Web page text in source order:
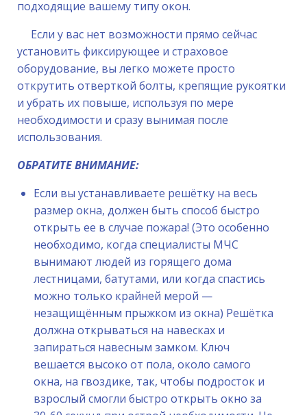
подходящие вашему типу окон.
Если у вас нет возможности прямо сейчас
установить фиксирующее и страховое
оборудование, вы легко можете просто
открутить отверткой болты, крепящие рукоятки
и убрать их повыше, используя по мере
необходимости и сразу вынимая после
использования.
ОБРАТИТЕ ВНИМАНИЕ:
Если вы устанавливаете решётку на весь
размер окна, должен быть способ быстро
открыть ее в случае пожара! (Это особенно
необходимо, когда специалисты МЧС
вынимают людей из горящего дома
лестницами, батутами, или когда спастись
можно только крайней мерой —
незащищённым прыжком из окна) Решётка
должна открываться на навесках и
запираться навесным замком. Ключ
вешается высоко от пола, около самого
окна, на гвоздике, так, чтобы подросток и
взрослый смогли быстро открыть окно за